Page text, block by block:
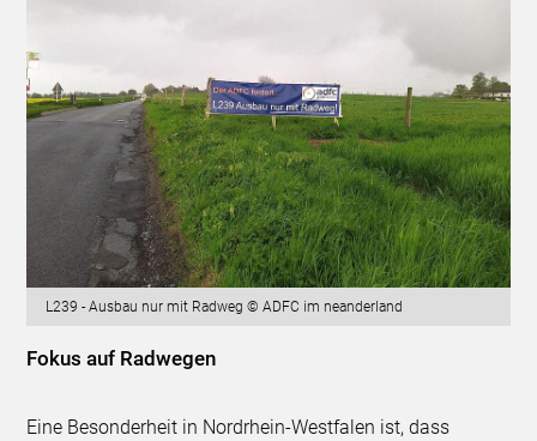
L239 - Ausbau nur mit Radweg © ADFC im neanderland
Fokus auf Radwegen
Eine Besonderheit in Nordrhein-Westfalen ist, dass